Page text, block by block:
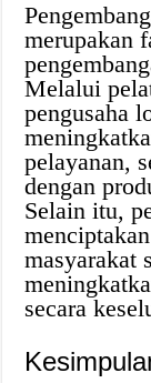
merupakan
Melalui
pengusaha
pelayanan,
dengan
Selain itu,
masyarakat
secara